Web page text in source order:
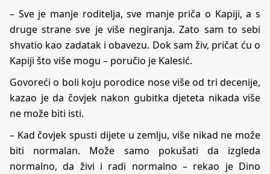
– Sve je manje roditelja, sve manje priča o Kapiji, a s
druge strane sve je više negiranja. Zato sam to sebi
shvatio kao zadatak i obavezu. Dok sam živ, pričat ću o
Kapiji što više mogu – poručio je Kalesić.
Govoreći o boli koju porodice nose više od tri decenije,
kazao je da čovjek nakon gubitka djeteta nikada više
ne može biti isti.
– Kad čovjek spusti dijete u zemlju, više nikad ne može
biti normalan. Može samo pokušati da izgleda
normalno, da živi i radi normalno – rekao je Dino